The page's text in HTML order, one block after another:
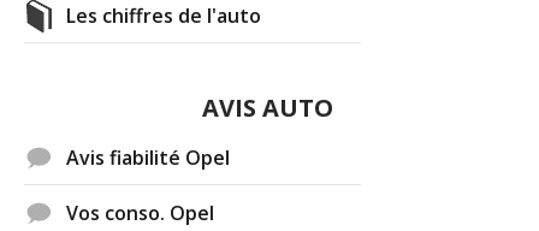
Les chiffres de l'auto
AVIS AUTO
Avis fiabilité Opel
Vos conso. Opel